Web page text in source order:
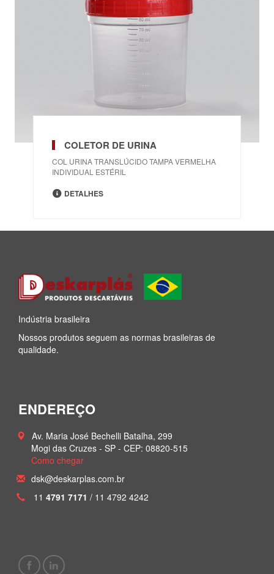
COLETOR DE URINA
COL URINA TRANSLÚCIDO TAMPA VERMELHA
INDIVIDUAL ESTÉRIL
DETALHES
Indústria brasileira
Nossos produtos seguem as normas brasileiras de
qualidade.
ENDEREÇO
Av. Maria José Bechelli Batalha, 299
Mogi das Cruzes - SP - CEP: 08820-515
Como chegar
dsk@deskarplas.com.br
11 4791 7171 / 11 4792 4242